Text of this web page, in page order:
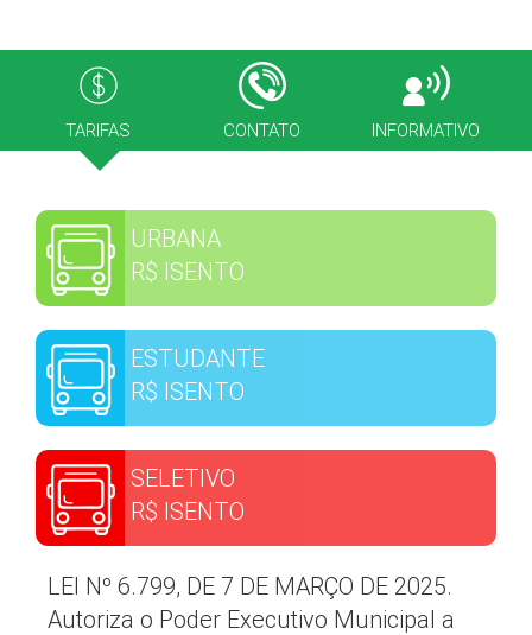
Visão:
“Ser reconhecida como a melhor alternativa de
TARIFAS CONTATO INFORMATIVO
URBANA
R$ ISENTO
ESTUDANTE
R$ ISENTO
SELETIVO
R$ ISENTO
LEI Nº 6.799, DE 7 DE MARÇO DE 2025.
Autoriza o Poder Executivo Municipal a